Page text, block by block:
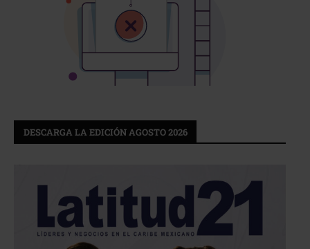
DESCARGA LA EDICIÓN AGOSTO 2026